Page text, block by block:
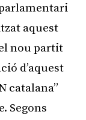
aquest
nou partit
d’aquest
catalana”
Segons